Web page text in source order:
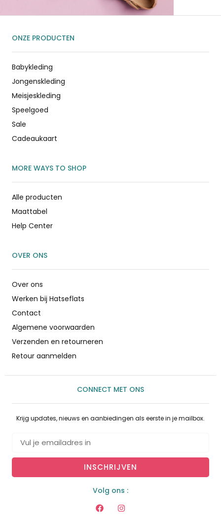
ONZE PRODUCTEN
Babykleding
Jongenskleding
Meisjeskleding
Speelgoed
Sale
Cadeaukaart
MORE WAYS TO SHOP
Alle producten
Maattabel
Help Center
OVER ONS
Over ons
Werken bij Hatseflats
Contact
Algemene voorwaarden
Verzenden en retourneren
Retour aanmelden
CONNECT MET ONS
Krijg updates, nieuws en aanbiedingen als eerste in je mailbox.
INSCHRIJVEN
Volg ons :